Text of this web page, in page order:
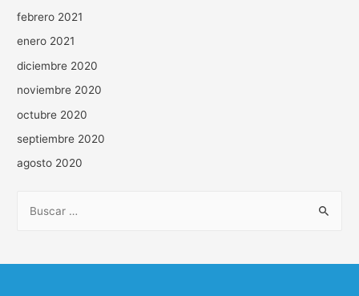
febrero 2021
enero 2021
diciembre 2020
noviembre 2020
octubre 2020
septiembre 2020
agosto 2020